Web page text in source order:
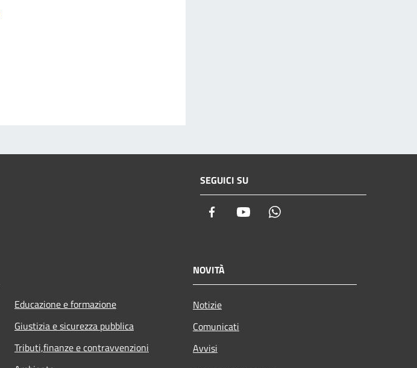
SEGUICI SU
Facebook Youtube
Educazione e formazione
Giustizia e sicurezza pubblica
Tributi,finanze e contravvenzioni
NOVITÀ
Notizie
Comunicati
Avvisi